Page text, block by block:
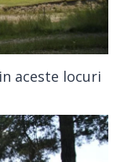
aceste locuri